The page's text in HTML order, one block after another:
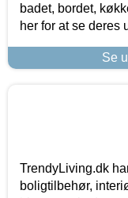
badet, bordet,
her for at se deres
Se
TrendyLiving.dk
boligtilbehør,